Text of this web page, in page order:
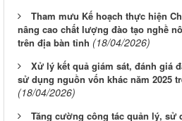
Tham mưu Kế hoạch thực hiện
nâng cao chất lượng đào tạo nghề
trên địa bàn tỉnh (18/04/2026)
Xử lý kết quả giám sát, đánh giá
sử dụng nguồn vốn khác năm 2025
(18/04/2026)
Tăng cường công tác quản lý, sử
Từ ngày 03/8/2026 đến ngày 09/8/